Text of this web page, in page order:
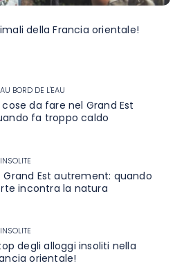
della Francia orientale!
AU BORD DE L'EAU
cose da fare nel Grand Est
fa troppo caldo
INSOLITE
Grand Est autrement: quando
incontra la natura
INSOLITE
degli alloggi insoliti nella
orientale!